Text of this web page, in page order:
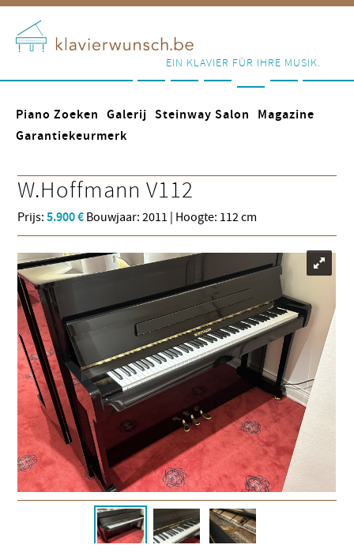
EIN KLAVIER FÜR IHRE MUSIK.
Piano Zoeken Galerij Steinway Salon
Magazine
Garantiekeurmerk
W.HoffmannV112
Prijs:5.900 € Bouwjaar: 2011 | Hoogte: 112 cm